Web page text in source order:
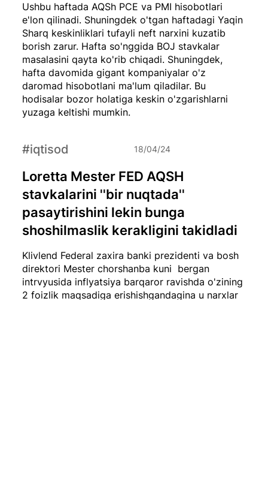
Ushbu haftada AQSh PCE va PMI hisobotlari
e'lon qilinadi. Shuningdek o'tgan haftadagi Yaqin
Sharq keskinliklari tufayli neft narxini kuzatib
borish zarur. Hafta so'nggida BOJ stavkalar
masalasini qayta ko'rib chiqadi. Shuningdek,
hafta davomida gigant kompaniyalar o'z
daromad hisobotlani ma'lum qiladilar. Bu
hodisalar bozor holatiga keskin o'zgarishlarni
yuzaga keltishi mumkin.
Klivlend Federal zaxira banki prezidenti va bosh
direktori Mester chorshanba kuni bergan
intrvyusida inflyatsiya barqaror ravishda o'zining
2 foizlik maqsadiga erishishgandagina u narxlar
Loretta Mester FED AQSH
stavkalarini ''bir nuqtada''
pasaytirishini lekin bunga
shoshilmaslik kerakligini takidladi
#iqtisod 18/04/24